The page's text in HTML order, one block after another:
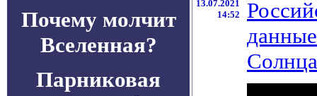
Почему молчит
Вселенная?
Парниковая
13.07.2021
14:52
Солнца